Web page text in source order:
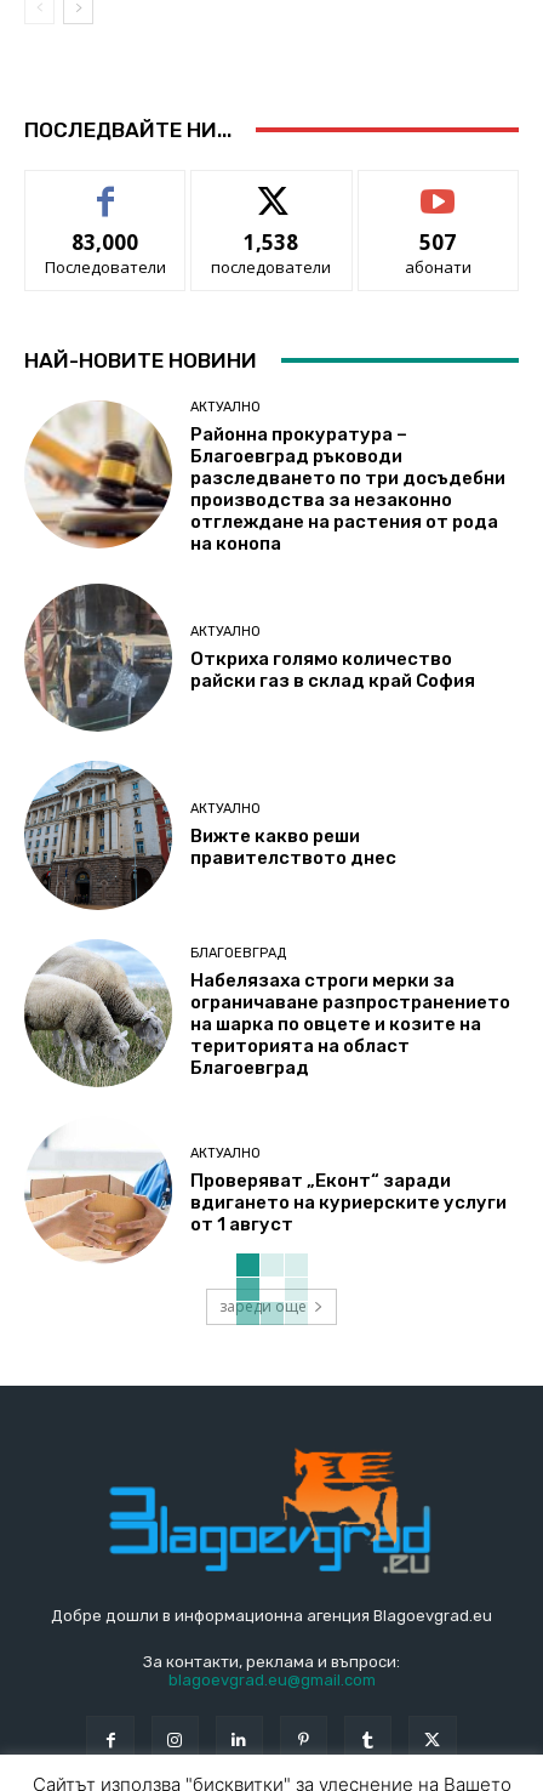
ПОСЛЕДВАЙТЕ НИ...
83,000
Последователи
1,538
последователи
507
абонати
НАЙ-НОВИТЕ НОВИНИ
АКТУАЛНО
Районна прокуратура –
Благоевград ръководи
разследването по три досъдебни
производства за незаконно
отглеждане на растения от рода
на конопа
АКТУАЛНО
Откриха голямо количество
райски газ в склад край София
АКТУАЛНО
Вижте какво реши
правителството днес
БЛАГОЕВГРАД
Набелязаха строги мерки за
ограничаване разпространението
на шарка по овцете и козите на
територията на област
Благоевград
АКТУАЛНО
Проверяват „Еконт“ заради
вдигането на куриерските услуги
от 1 август
зареди още
Добре дошли в информационна агенция Blagoevgrad.eu
За контакти, реклама и въпроси:
blagoevgrad.eu@gmail.com
Сайтът използва "бисквитки" за улеснение на Вашето